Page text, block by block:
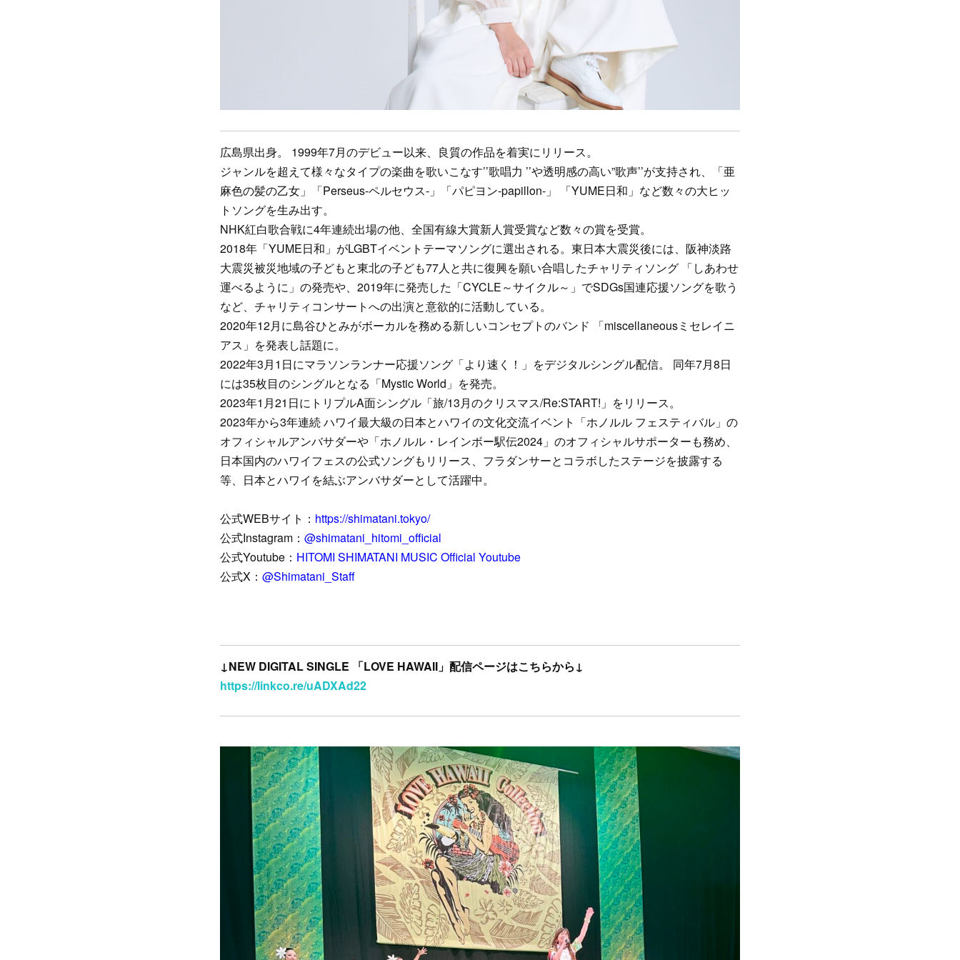
広島県出身。 1999年7月のデビュー以来、良質の作品を着実にリリース。
ジャンルを超えて様々なタイプの楽曲を歌いこなす’’歌唱力 ’’や透明感の高い”歌声’’が支持され、「亜
麻色の髪の乙女」「Perseus-ペルセウス-」「パピヨン-papillon-」 「YUME日和」など数々の大ヒッ
トソングを生み出す。
NHK紅白歌合戦に4年連続出場の他、全国有線大賞新人賞受賞など数々の賞を受賞。
2018年「YUME日和」がLGBTイベントテーマソングに選出される。東日本大震災後には、阪神淡路
大震災被災地域の子どもと東北の子ども77人と共に復興を願い合唱したチャリティソング 「しあわせ
運べるように」の発売や、2019年に発売した「CYCLE～サイクル～」でSDGs国連応援ソングを歌う
など、チャリティコンサートへの出演と意欲的に活動している。
2020年12月に島谷ひとみがボーカルを務める新しいコンセプトのバンド 「miscellaneousミセレイニ
アス」を発表し話題に。
2022年3月1日にマラソンランナー応援ソング「より速く！」をデジタルシングル配信。 同年7月8日
には35枚目のシングルとなる「Mystic World」を発売。
2023年1月21日にトリプルA面シングル「旅/13月のクリスマス/Re:START!」をリリース。
2023年から3年連続 ハワイ最大級の日本とハワイの文化交流イベント「ホノルル フェスティバル」の
オフィシャルアンバサダーや「ホノルル・レインボー駅伝2024」のオフィシャルサポーターも務め、
日本国内のハワイフェスの公式ソングもリリース、フラダンサーとコラボしたステージを披露する
等、日本とハワイを結ぶアンバサダーとして活躍中。
公式WEBサイト： https://shimatani.tokyo/
公式Instagram： @shimatani_hitomi_official
公式Youtube： HITOMI SHIMATANI MUSIC Official Youtube
公式X： @Shimatani_Staff
↓NEW DIGITAL SINGLE 「LOVE HAWAII」配信ページはこちらから↓
https://linkco.re/uADXAd22